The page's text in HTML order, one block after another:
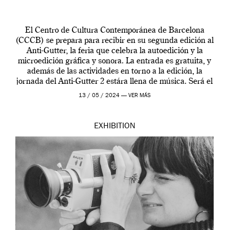
El Centro de Cultura Contemporánea de Barcelona
(CCCB) se prepara para recibir en su segunda edición al
Anti-Gutter, la feria que celebra la autoedición y la
microedición gráfica y sonora. La entrada es gratuita, y
además de las actividades en torno a la edición, la
jornada del Anti-Gutter 2 estára llena de música. Será el
[…]
13 / 05 / 2024 — VER MÁS
EXHIBITION